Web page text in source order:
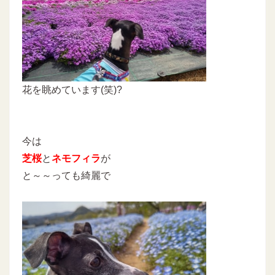
花を眺めています(笑)?
今は
芝桜とネモフィラが
と～～っても綺麗で